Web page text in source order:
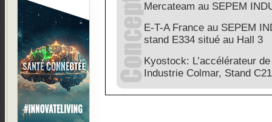
Mercateam au SEPEM
E-T-A France au SEPEM
stand E334 situé au Hall 3
Kyostock: L’accélérateur
Industrie Colmar, Stand